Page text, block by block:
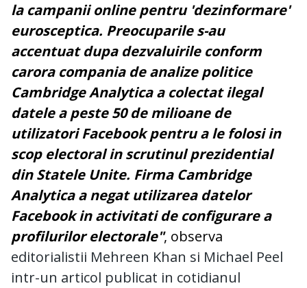
la campanii online pentru 'dezinformare'
eurosceptica. Preocuparile s-au
accentuat dupa dezvaluirile conform
carora compania de analize politice
Cambridge Analytica a colectat ilegal
datele a peste 50 de milioane de
utilizatori Facebook pentru a le folosi in
scop electoral in scrutinul prezidential
din Statele Unite. Firma Cambridge
Analytica a negat utilizarea datelor
Facebook in activitati de configurare a
profilurilor electorale", observa
editorialistii Mehreen Khan si Michael Peel
intr-un articol publicat in cotidianul